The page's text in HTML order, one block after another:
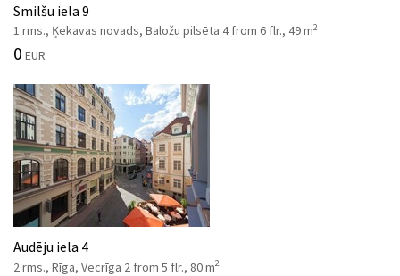
Smilšu iela 9
1 rms., Ķekavas novads, Baložu pilsēta 4 from 6 flr., 49 m2
0 EUR
Audēju iela 4
2 rms., Rīga, Vecrīga 2 from 5 flr., 80 m2